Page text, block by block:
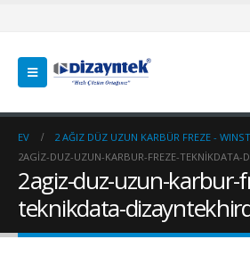
EV
2 AĞIZ DÜZ UZUN KARBÜR FREZE -
2AGIZ-DUZ-UZUN-KARBUR-FREZE-TEKNIKDATA-
2agiz-duz-uzun-karbur-
teknikdata-